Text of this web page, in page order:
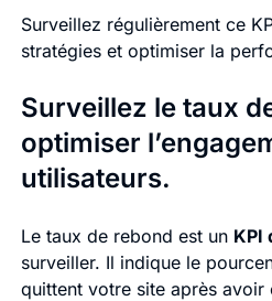
Surveillez régulièrement ce
stratégies et optimiser la
Surveillez le taux
optimiser
utilisateurs.
Le taux de rebond est un KPI
surveiller. Il indique le
quittent votre site après avoir